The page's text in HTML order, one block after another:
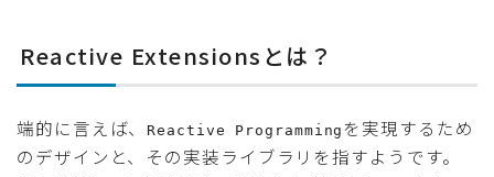
Reactive Extensionsとは？
端的に言えば、 Reactive Programming を実現するため
のデザインと、その実装ライブラリを指すようです。